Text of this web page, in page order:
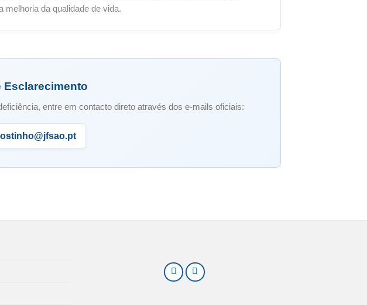
melhoria da qualidade de vida.
Esclarecimento
entre em contacto direto através dos e-mails oficiais: